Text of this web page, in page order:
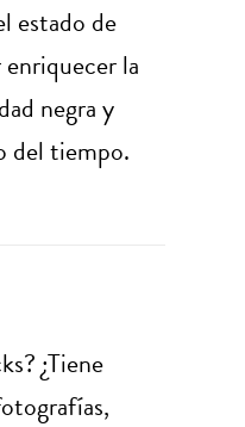
estado de
la
negra y
del tiempo.
¿Tiene